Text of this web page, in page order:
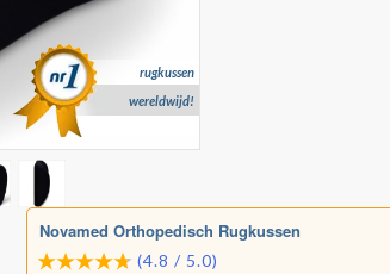
rugkussen
wereldwijd!
Novamed Orthopedisch Rugkussen
(4.8 / 5.0)